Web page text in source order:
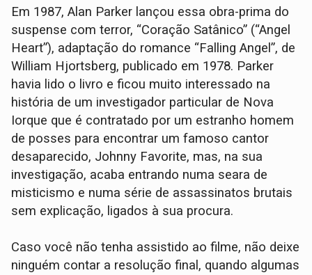
Em 1987, Alan Parker lançou essa obra-prima do
suspense com terror, “Coração Satânico” (“Angel
Heart”), adaptação do romance “Falling Angel”, de
William Hjortsberg, publicado em 1978. Parker
havia lido o livro e ficou muito interessado na
história de um investigador particular de Nova
Iorque que é contratado por um estranho homem
de posses para encontrar um famoso cantor
desaparecido, Johnny Favorite, mas, na sua
investigação, acaba entrando numa seara de
misticismo e numa série de assassinatos brutais
sem explicação, ligados à sua procura.
Caso você não tenha assistido ao filme, não deixe
ninguém contar a resolução final, quando algumas